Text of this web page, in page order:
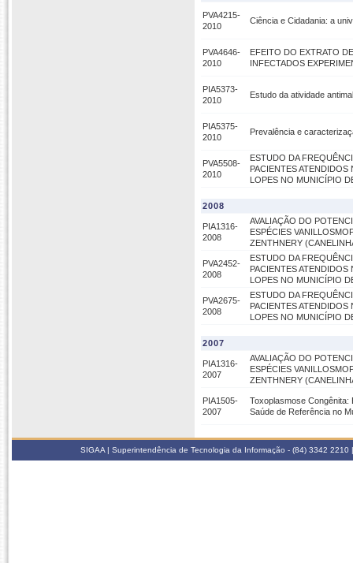
PVA4215-
2010
Ciência e Cidadania: a
PVA4646-
2010
EFEITO DO EXTRATO
INFECTADOS
PIA5373-
2010
Estudo da atividade
PIA5375-
2010
Prevalência e
PVA5508-
2010
ESTUDO DA
PACIENTES
LOPES NO MUNICÍPIO
2008
PIA1316-
2008
AVALIAÇÃO DO
ESPÉCIES
ZENTHNERY
PVA2452-
2008
ESTUDO DA
PACIENTES
LOPES NO MUNICÍPIO
PVA2675-
2008
ESTUDO DA
PACIENTES
LOPES NO MUNICÍPIO
2007
PIA1316-
2007
AVALIAÇÃO DO
ESPÉCIES
ZENTHNERY
PIA1505-
2007
Toxoplasmose Congênita:
Saúde de Referência no
SIGAA | Superintendência de Tecnologia da Informação - (84) 3342